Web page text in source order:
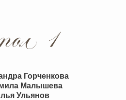
Горченкова
Малышева
Ульянов